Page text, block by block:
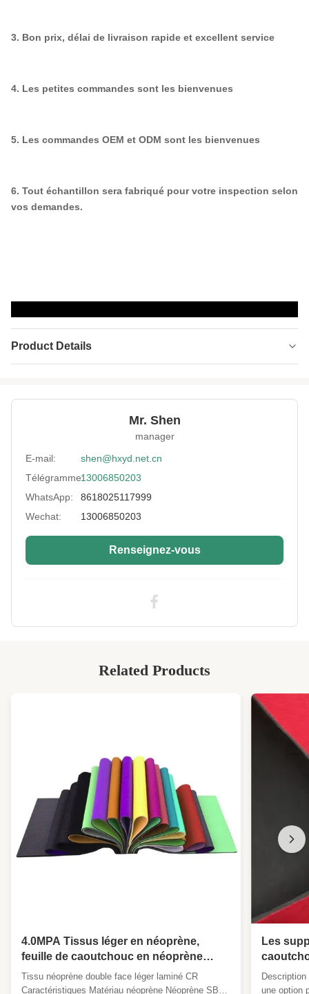
3. Bon prix, délai de livraison rapide et excellent service
4. Les petites commandes sont les bienvenues
5. Les commandes OEM et ODM sont les bienvenues
6. Tout échantillon sera fabriqué pour votre inspection selon
vos demandes.
Product Details
Density:: 1,6 g/cm3-2,0 g/cm3
antidérapant, imperméable
Tensile Strength: 2,0MPa-3,0MPa
Material: Le néoprène,
Performance: une bonne souplesse, stabilité et durabilité
Néoprène 3 mm antidérapant peau de
requin
Mr. Shen
manager
E-mail:
shen@hxyd.net.cn
Télégramme:13006850203
WhatsApp:
8618025117999
Wechat:
13006850203
Renseignez-vous
Related Products
4.0MPA Tissus léger en néoprène,
feuille de caoutchouc en néoprène
polyvalent en CR laminé adapté à des
combinaisons hydrauliques de ski de
Tissu néoprène double face léger laminé CR
Caractéristiques Matériau néoprène Néoprène SBR,
Les
mm
une option